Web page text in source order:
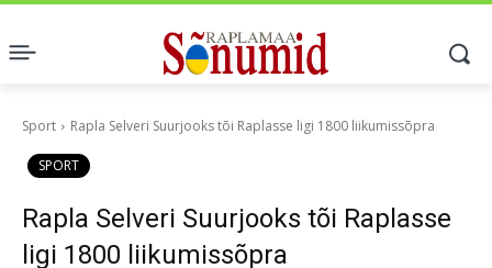
Sport Rapla Selveri Suurjooks tõi Raplasse ligi 1800 liikumissõpra
SPORT
Rapla Selveri Suurjooks tõi Raplasse
ligi 1800 liikumissõpra